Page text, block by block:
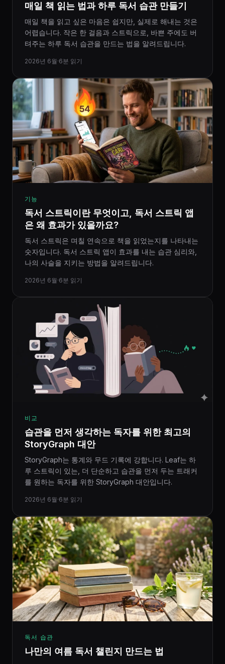
매일 책 읽는 법과 하루 독서 습관 만들기
매일 책을 읽고 싶은 마음은 쉽지만, 실제로 해내는 것은
어렵습니다. 작은 한 걸음과 스트릭으로, 바쁜 주에도 버
텨주는 하루 독서 습관을 만드는 법을 알려드립니다.
2026년 6월 ·6분 읽기
기능
독서 스트릭이란 무엇이고, 독서 스트릭 앱
은 왜 효과가 있을까요?
독서 스트릭은 며칠 연속으로 책을 읽었는지를 나타내는
숫자입니다. 독서 스트릭 앱이 효과를 내는 습관 심리와,
나의 사슬을 지키는 방법을 알려드립니다.
2026년 6월 ·6분 읽기
비교
습관을 먼저 생각하는 독자를 위한 최고의
StoryGraph 대안
StoryGraph는 통계와 무드 기록에 강합니다. Leaf는 하
루 스트릭이 있는, 더 단순하고 습관을 먼저 두는 트래커
를 원하는 독자를 위한 StoryGraph 대안입니다.
2026년 6월 ·6분 읽기
독서 습관
나만의 여름 독서 챌린지 만드는 법